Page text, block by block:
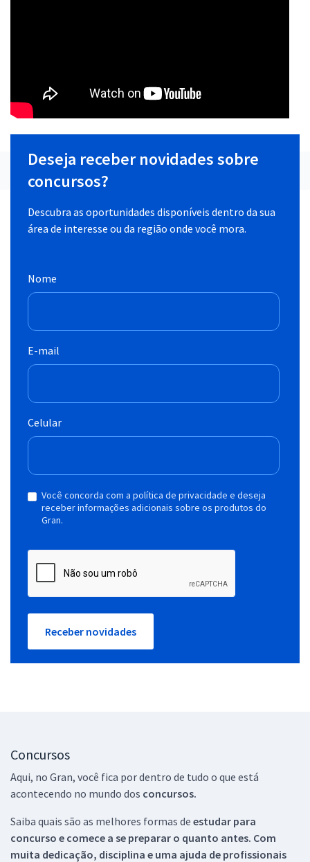
Deseja receber novidades sobre
concursos?
Descubra as oportunidades disponíveis dentro da sua
área de interesse ou da região onde você mora.
Nome
E-mail
Celular
Você concorda com a política de privacidade e deseja
receber informações adicionais sobre os produtos do
Gran.
Receber novidades
Concursos
Aqui, no Gran, você fica por dentro de tudo o que está
acontecendo no mundo dos concursos.
Saiba quais são as melhores formas de estudar para
concurso e comece a se preparar o quanto antes. Com
muita dedicação, disciplina e uma ajuda de profissionais